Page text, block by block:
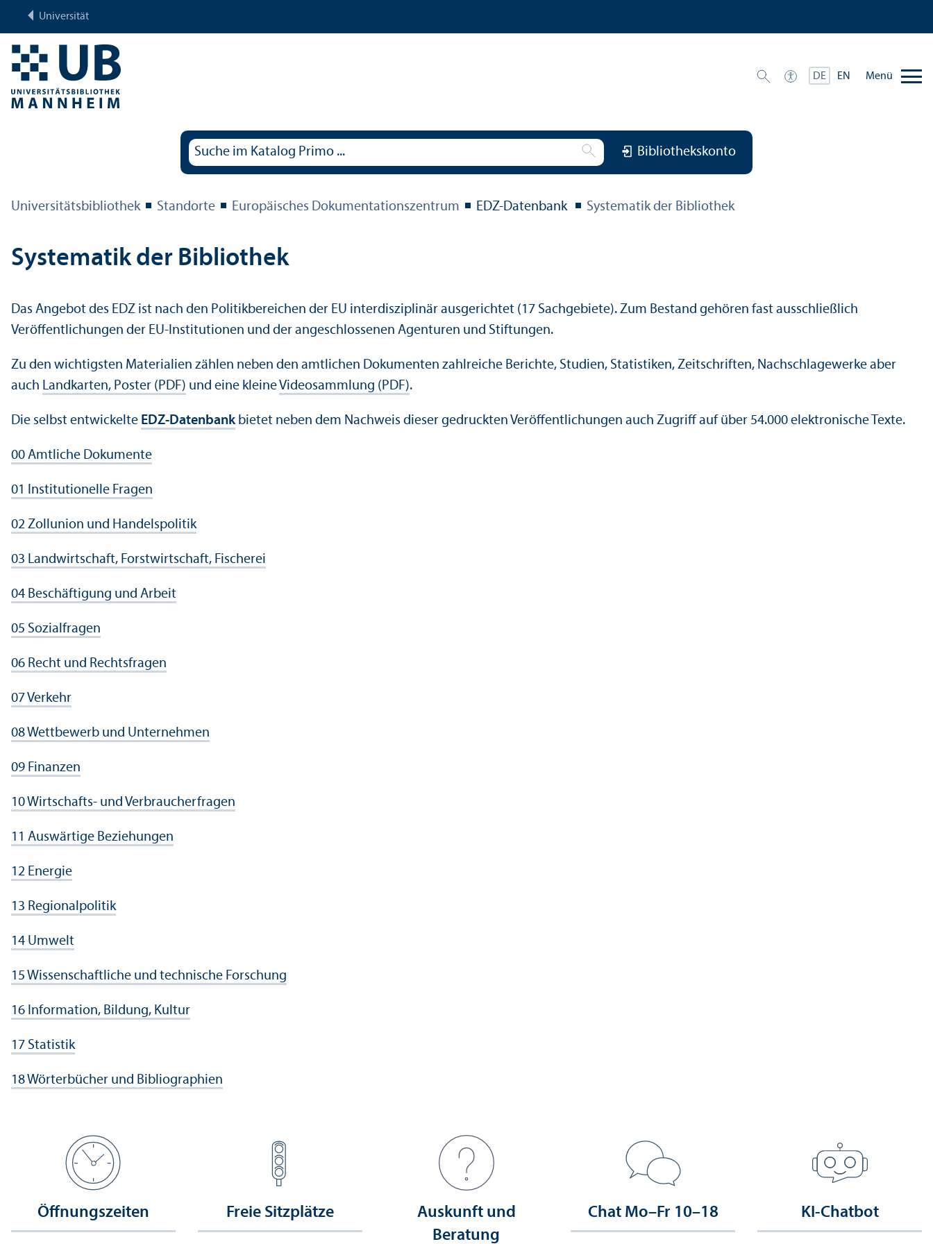
Universität
DE EN Menü
Bibliothekskonto
Universitäts­bibliothek Standorte Europäisches Dokumentations­zentrum EDZ-Datenbank Systematik der Bibliothek
Systematik der Bibliothek
Das Angebot des EDZ ist nach den Politik­bereichen der EU interdisziplinär ausgerichtet (17 Sachgebiete). Zum Bestand gehören fast ausschließlich
Veröffentlichungen der EU-Institutionen und der angeschlossenen Agenturen und Stiftungen.
Zu den wichtigsten Materialien zählen neben den amtlichen Dokumenten zahlreiche Berichte, Studien, Statistiken, Zeitschriften, Nachschlagewerke aber
auch Landkarten, Poster (PDF) und eine kleineVideosammlung (PDF).
Die selbst entwickelte EDZ-Datenbankbietet neben dem Nachweis dieser gedruckten Veröffentlichungen auch Zugriff auf über 54.000 elektronische Texte.
00 Amtliche Dokumente
01 Institutionelle Fragen
02 Zollunion und Handels­politik
03 Landwirtschaft, Forstwirtschaft, Fischerei
04 Beschäftigung und Arbeit
05 Sozialfragen
06 Recht und Rechts­fragen
07 Verkehr
08 Wettbewerb und Unter­nehmen
09 Finanzen
10 Wirtschafts- und Verbraucherfragen
11 Auswärtige Beziehungen
12 Energie
13 Regionalpolitik
14 Umwelt
15 Wissenschaft­liche und technische Forschung
16 Information, Bildung, Kultur
17 Statistik
18 Wörterbücher und Bibliographien
Öffnungs­zeiten Freie Sitzplätze
Auskunft und
Beratung
Chat Mo–Fr 10–18 KI-Chatbot